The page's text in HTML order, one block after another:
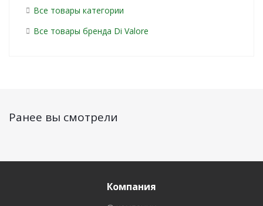
Все товары категории
Все товары бренда Di Valore
Ранее вы смотрели
Компания